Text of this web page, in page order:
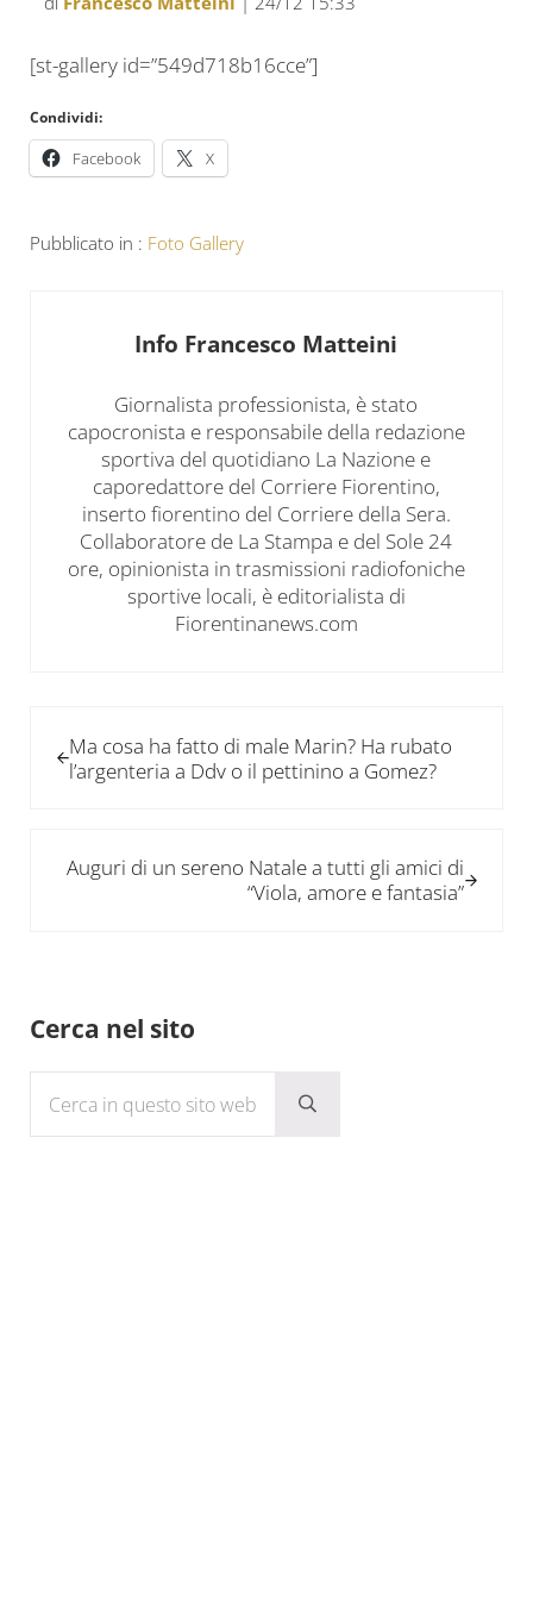
[st-gallery id=”549d718b16cce”]
Condividi:
Facebook X
Pubblicato in : Foto Gallery
Info Francesco Matteini
Giornalista professionista, è stato
capocronista e responsabile della redazione
sportiva del quotidiano La Nazione e
caporedattore del Corriere Fiorentino,
inserto fiorentino del Corriere della Sera.
Collaboratore de La Stampa e del Sole 24
ore, opinionista in trasmissioni radiofoniche
sportive locali, è editorialista di
Fiorentinanews.com
Ma cosa ha fatto di male Marin? Ha rubato
l’argenteria a Ddv o il pettinino a Gomez?
Auguri di un sereno Natale a tutti gli amici di
“Viola, amore e fantasia”
Sidebar
Cerca nel sito
Submit search